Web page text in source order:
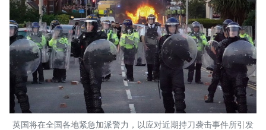
英国将在全国各地紧急加派警力，以应对近期持刀袭击事件所引发